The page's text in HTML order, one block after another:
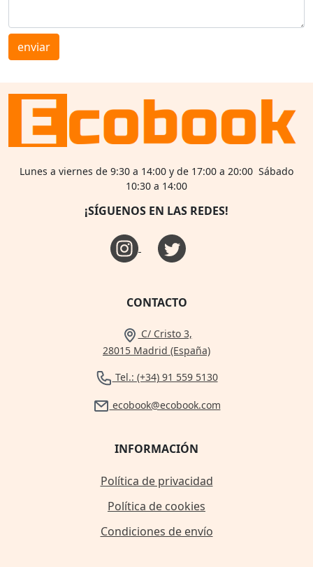
enviar
Lunes a viernes de 9:30 a 14:00 y de 17:00 a 20:00 Sábado
10:30 a 14:00
¡SÍGUENOS EN LAS REDES!
CONTACTO
C/ Cristo 3,
28015 Madrid (España)
Tel.: (+34) 91 559 5130
ecobook@ecobook.com
INFORMACIÓN
Política de privacidad
Política de cookies
Condiciones de envío